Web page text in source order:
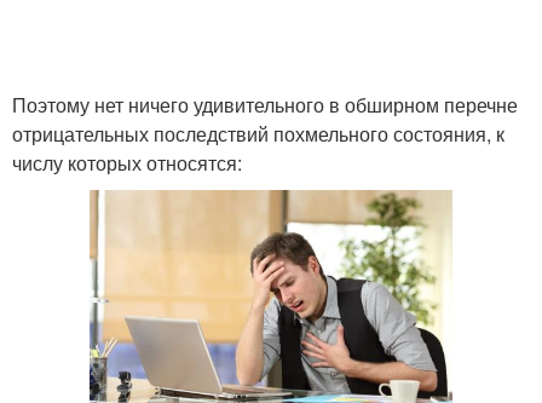
Поэтому нет ничего удивительного в обширном перечне
отрицательных последствий похмельного состояния, к
числу которых относятся: